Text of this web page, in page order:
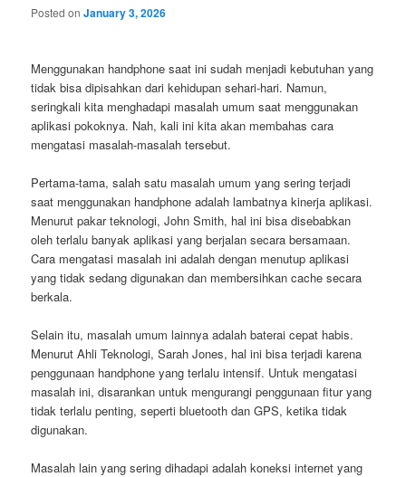
Posted onJanuary 3, 2026
Menggunakan handphone saat ini sudah menjadi kebutuhan yang
tidak bisa dipisahkan dari kehidupan sehari-hari. Namun,
seringkali kita menghadapi masalah umum saat menggunakan
aplikasi pokoknya. Nah, kali ini kita akan membahas cara
mengatasi masalah-masalah tersebut.
Pertama-tama, salah satu masalah umum yang sering terjadi
saat menggunakan handphone adalah lambatnya kinerja aplikasi.
Menurut pakar teknologi, John Smith, hal ini bisa disebabkan
oleh terlalu banyak aplikasi yang berjalan secara bersamaan.
Cara mengatasi masalah ini adalah dengan menutup aplikasi
yang tidak sedang digunakan dan membersihkan cache secara
berkala.
Selain itu, masalah umum lainnya adalah baterai cepat habis.
Menurut Ahli Teknologi, Sarah Jones, hal ini bisa terjadi karena
penggunaan handphone yang terlalu intensif. Untuk mengatasi
masalah ini, disarankan untuk mengurangi penggunaan fitur yang
tidak terlalu penting, seperti bluetooth dan GPS, ketika tidak
digunakan.
Masalah lain yang sering dihadapi adalah koneksi internet yang